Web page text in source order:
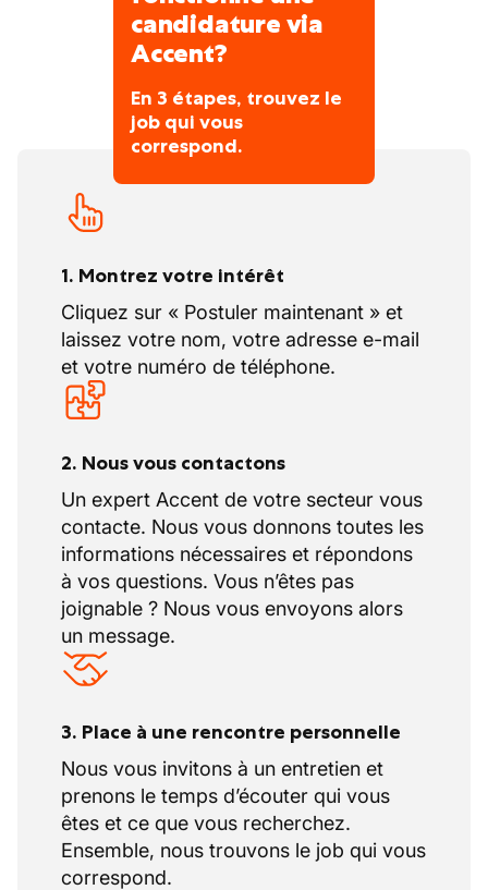
et de prendre des responsabilités dans le
candidature via
Accent?
En 3 étapes, trouvez le
job qui vous
correspond.
1. Montrez votre intérêt
Cliquez sur « Postuler maintenant » et
laissez votre nom, votre adresse e-mail
et votre numéro de téléphone.
2. Nous vous contactons
Un expert Accent de votre secteur vous
contacte. Nous vous donnons toutes les
informations nécessaires et répondons
à vos questions. Vous n’êtes pas
joignable ? Nous vous envoyons alors
un message.
3. Place à une rencontre personnelle
Nous vous invitons à un entretien et
prenons le temps d’écouter qui vous
êtes et ce que vous recherchez.
Ensemble, nous trouvons le job qui vous
correspond.